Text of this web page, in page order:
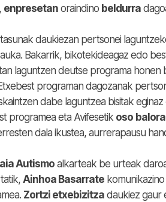
enpresetan oraindino beldurra
daukiezan pertsonei
Bakarrik, bikotekideagaz edo
laguntzen deutse programa honen
programan dagozanak
dabe laguntzea bisitak
programea eta Avifesetik oso
dala ikustea, aurrerapausu
Autismo alkarteak be urteak
Ainhoa Basarrate
Zortzi etxebizitza daukiez gaur